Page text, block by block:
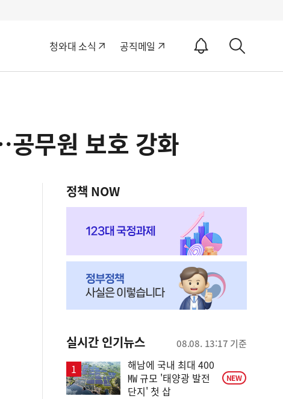
청와대 소식 공직메일
알
ON
세
무원 보호 강화
정책 NOW
실시간 인기뉴스 08.08. 13:17 기준
해남에 국내 최대 400
㎿ 규모 '태양광 발전
단지' 첫 삽
NEW